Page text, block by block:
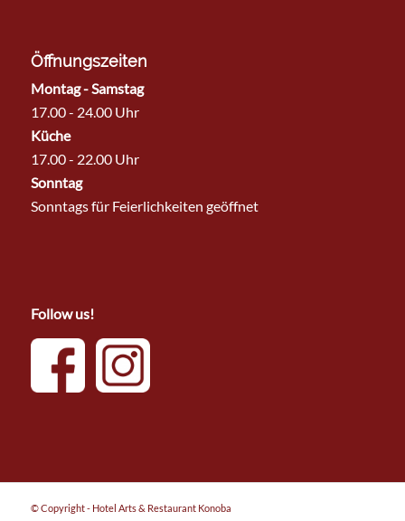
Öffnungszeiten
Montag - Samstag
17.00 - 24.00 Uhr
Küche
17.00 - 22.00 Uhr
Sonntag
Sonntags für Feierlichkeiten geöffnet
Follow us!
© Copyright - Hotel Arts & Restaurant Konoba